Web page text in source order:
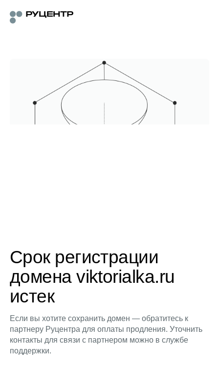
Срок регистрации
домена viktorialka.ru
истек
Если вы хотите сохранить домен — обратитесь к
партнеру Руцентра для оплаты продления. Уточнить
контакты для связи с партнером можно в службе
поддержки.